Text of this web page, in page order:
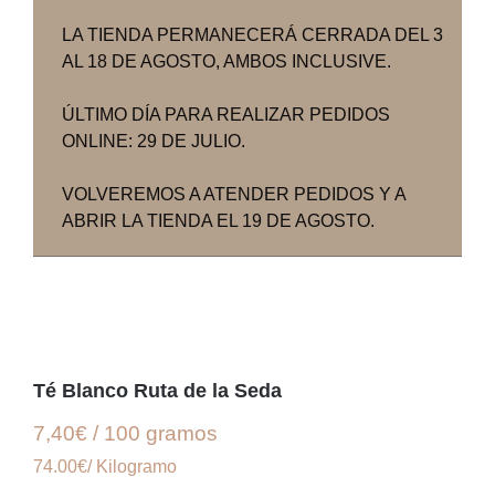
LA TIENDA PERMANECERÁ CERRADA DEL 3
AL 18 DE AGOSTO, AMBOS INCLUSIVE.
ÚLTIMO DÍA PARA REALIZAR PEDIDOS
ONLINE: 29 DE JULIO.
VOLVEREMOS A ATENDER PEDIDOS Y A
ABRIR LA TIENDA EL 19 DE AGOSTO.
Té Blanco Ruta de la Seda
7,40€ / 100 gramos
74.00€/ Kilogramo